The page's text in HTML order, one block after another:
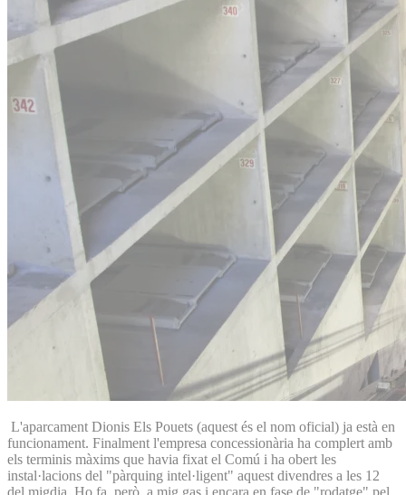
L'aparcament Dionis Els Pouets (aquest és el nom oficial) ja està en
funcionament. Finalment l'empresa concessionària ha complert amb
els terminis màxims que havia fixat el Comú i ha obert les
instal·lacions del "pàrquing intel·ligent" aquest divendres a les 12
del migdia. Ho fa, però, a mig gas i encara en fase de "rodatge" pel